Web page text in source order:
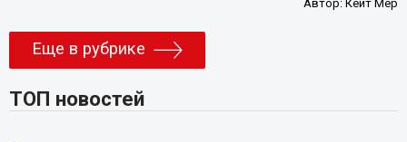
Автор:Кейт Мер
Еще в рубрике
ТОП новостей